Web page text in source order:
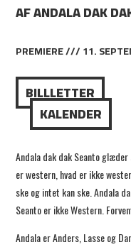
AF ANDALA DAK
PREMIERE /// 11.
BILLLETTER
KALENDER
Andala dak dak Seanto
er western, hvad er ikke
ske og intet kan ske. Andala
Seanto er ikke Western.
Andala er Anders, Lasse og